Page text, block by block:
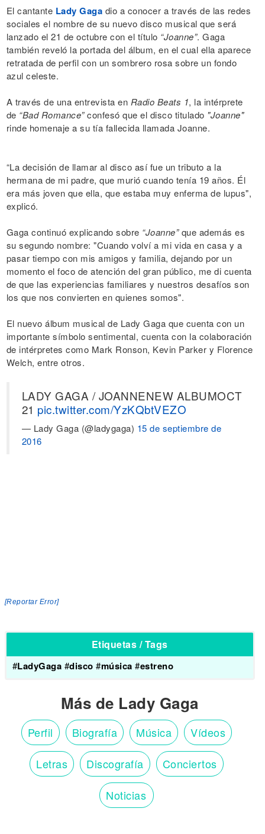
El cantante Lady Gaga dio a conocer a través de las redes
sociales el nombre de su nuevo disco musical que será
lanzado el 21 de octubre con el título “Joanne”. Gaga
también reveló la portada del álbum, en el cual ella aparece
retratada de perfil con un sombrero rosa sobre un fondo
azul celeste.
A través de una entrevista en Radio Beats 1, la intérprete
de “Bad Romance”confesó que el disco titulado "Joanne"
rinde homenaje a su tía fallecida llamada Joanne.
“La decisión de llamar al disco así fue un tributo a la
hermana de mi padre, que murió cuando tenía 19 años. Él
era más joven que ella, que estaba muy enferma de lupus",
explicó.
Gaga continuó explicando sobre “Joanne”que además es
su segundo nombre: "Cuando volví a mi vida en casa y a
pasar tiempo con mis amigos y familia, dejando por un
momento el foco de atención del gran público, me di cuenta
de que las experiencias familiares y nuestros desafíos son
los que nos convierten en quienes somos".
El nuevo álbum musical de Lady Gaga que cuenta con un
importante símbolo sentimental, cuenta con la colaboración
de intérpretes como Mark Ronson, Kevin Parker y Florence
Welch, entre otros.
LADY GAGA / JOANNENEW ALBUMOCT
21 pic.twitter.com/YzKQbtVEZO
— Lady Gaga (@ladygaga) 15 de septiembre de
2016
[Reportar Error]
Etiquetas / Tags
#LadyGaga #disco #música #estreno
Más de Lady Gaga
Perfil Biografía Música Vídeos
Letras Discografía Conciertos
Noticias